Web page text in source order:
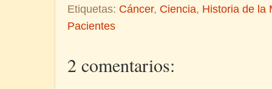
Etiquetas: Cáncer, Ciencia, Historia de la
Pacientes
2 comentarios: